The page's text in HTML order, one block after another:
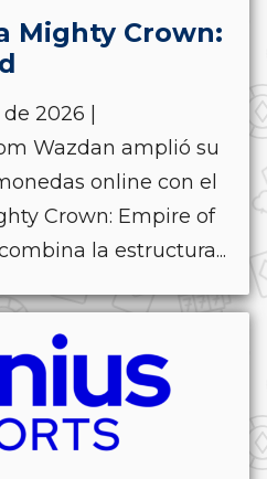
Mighty Crown:
2026 |
Wazdan amplió su
online con el
Crown: Empire of
la estructura...